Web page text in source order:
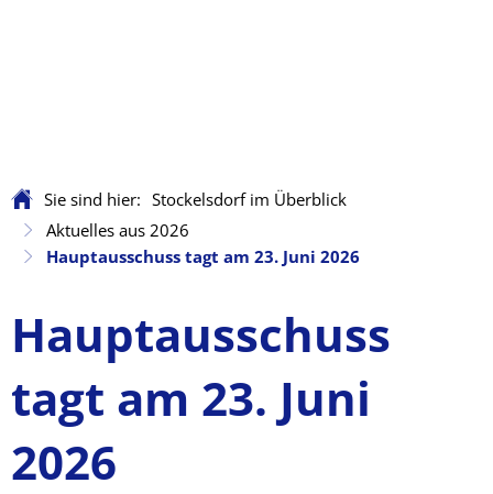
Sie sind hier: Stockelsdorf im Überblick
Aktuelles aus 2026
Hauptausschuss tagt am 23. Juni 2026
Hauptausschuss
tagt am 23. Juni
2026